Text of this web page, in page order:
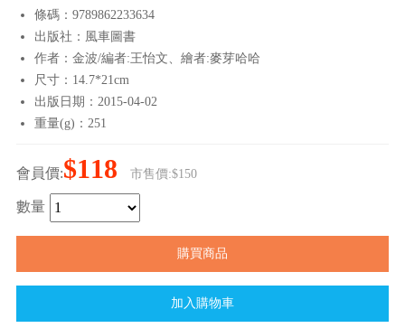
條碼：9789862233634
出版社：風車圖書
作者：金波/編者:王怡文、繪者:麥芽哈哈
尺寸：14.7*21cm
出版日期：2015-04-02
重量(g)：251
會員價:$118 市售價:$150
數量